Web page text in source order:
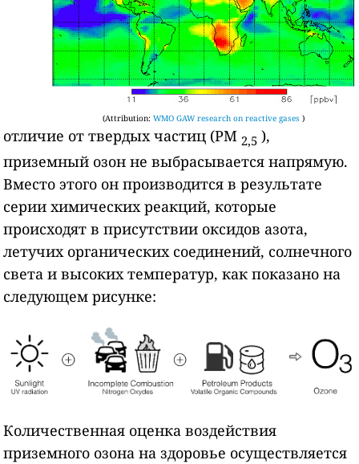
(Attribution: WMO GAW research on reactive gases )
отличие от твердых частиц (PM 2,5 ),
приземный озон не выбрасывается напрямую.
Вместо этого он производится в результате
серии химических реакций, которые
происходят в присутствии оксидов азота,
летучих органических соединений, солнечного
света и высоких температур, как показано на
следующем рисунке:
Количественная оценка воздействия
приземного озона на здоровье осуществляется